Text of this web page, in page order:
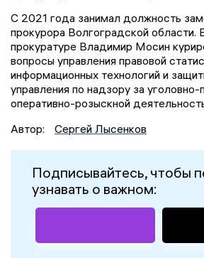
С 2021 года занимал должность
прокурора Волгоградской области.
прокуратуре Владимир Мосин
вопросы управления правовой
информационных технологий и
управления по надзору за
оперативно-розыскной
Автор:
Сергей Лысенков
Подписывайтесь, чтобы
узнавать о важном: